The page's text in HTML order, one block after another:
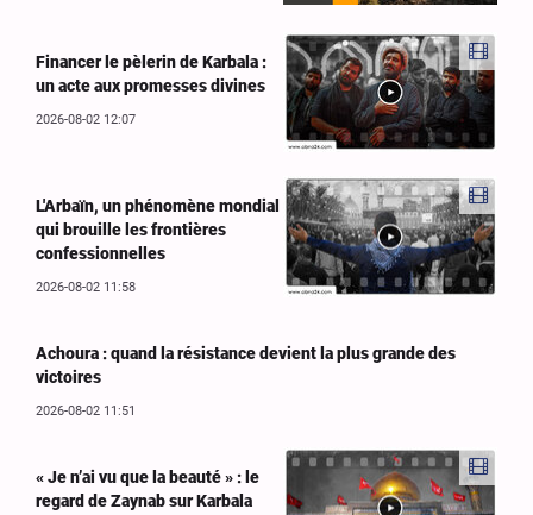
Financer le pèlerin de Karbala :
un acte aux promesses divines
2026-08-02 12:07
L'Arbaïn, un phénomène mondial
qui brouille les frontières
confessionnelles
2026-08-02 11:58
Achoura : quand la résistance devient la plus grande des
victoires
2026-08-02 11:51
« Je n’ai vu que la beauté » : le
regard de Zaynab sur Karbala